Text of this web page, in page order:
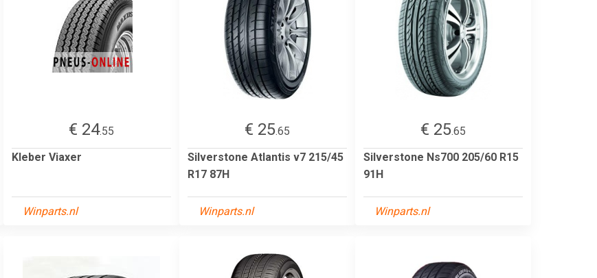
€ 24.55
Kleber Viaxer
Winparts.nl
€ 25.65
Silverstone Atlantis v7 215/45
R17 87H
Winparts.nl
€ 25.65
Silverstone Ns700 205/60 R15
91H
Winparts.nl